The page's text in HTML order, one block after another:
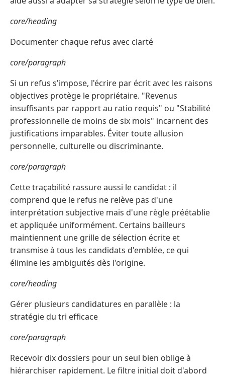
core/heading
Documenter chaque refus avec clarté
core/paragraph
Si un refus s'impose, l'écrire par écrit avec les raisons
objectives protège le propriétaire. "Revenus
insuffisants par rapport au ratio requis" ou "Stabilité
professionnelle de moins de six mois" incarnent des
justifications imparables. Éviter toute allusion
personnelle, culturelle ou discriminante.
core/paragraph
Cette traçabilité rassure aussi le candidat : il
comprend que le refus ne relève pas d'une
interprétation subjective mais d'une règle préétablie
et appliquée uniformément. Certains bailleurs
maintiennent une grille de sélection écrite et
transmise à tous les candidats d'emblée, ce qui
élimine les ambiguïtés dès l'origine.
core/heading
Gérer plusieurs candidatures en parallèle : la
stratégie du tri efficace
core/paragraph
Recevoir dix dossiers pour un seul bien oblige à
hiérarchiser rapidement. Le filtre initial doit d'abord